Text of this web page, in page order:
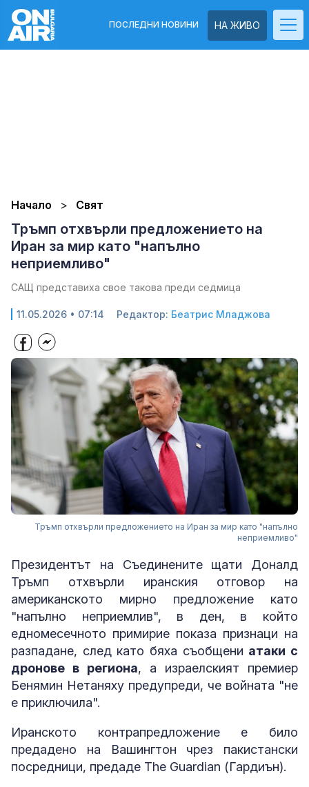
НА ЖИВО
ПОСЛЕДНИ НОВИНИ
Начало Свят
Тръмп отхвърли предложението на
Иран за мир като "напълно
неприемливо"
САЩ представиха свое такова преди седмица
11.05.2026 • 07:14 Редактор: Беатрис Младжова
Тръмп отхвърли предложението на Иран за мир като "напълно
неприемливо"
Президентът на Съединените щати Доналд
Тръмп отхвърли иранския отговор на
американското мирно предложение като
"напълно неприемлив", в ден, в който
едномесечното примирие показа признаци на
разпадане, след като бяха съобщени атаки с
дронове в региона, а израелският премиер
Бенямин Нетаняху предупреди, че войната "не
е приключила".
Иранското контрапредложение е било
предадено на Вашингтон чрез пакистански
посредници, предаде The Guardian (Гардиън).